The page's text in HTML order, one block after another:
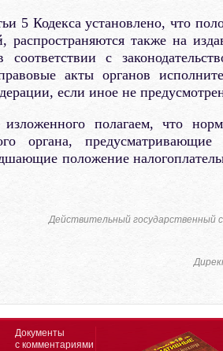
5 Кодекса установлено, что
распространяются также на
соответствии с
акты органов
если иное не
полагаем, что
органа,
положение
Действительный государственный
Документы
с комментариями